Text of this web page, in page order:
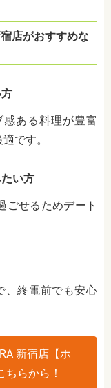
店がおすすめな
感ある料理が豊富
です。
い方
ごせるためデート
、終電前でも安心
新宿店【ホ
らから！